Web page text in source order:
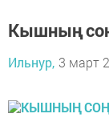
Кышның
Ильнур, 3 март